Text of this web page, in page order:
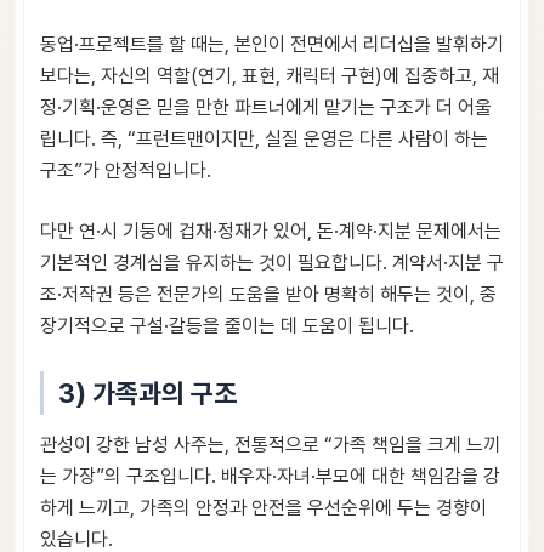
동업·프로젝트를 할 때는, 본인이 전면에서 리더십을 발휘하기
보다는, 자신의 역할(연기, 표현, 캐릭터 구현)에 집중하고, 재
정·기획·운영은 믿을 만한 파트너에게 맡기는 구조가 더 어울
립니다. 즉, “프런트맨이지만, 실질 운영은 다른 사람이 하는
구조”가 안정적입니다.
다만 연·시 기둥에 겁재·정재가 있어, 돈·계약·지분 문제에서는
기본적인 경계심을 유지하는 것이 필요합니다. 계약서·지분 구
조·저작권 등은 전문가의 도움을 받아 명확히 해두는 것이, 중
장기적으로 구설·갈등을 줄이는 데 도움이 됩니다.
3) 가족과의 구조
관성이 강한 남성 사주는, 전통적으로 “가족 책임을 크게 느끼
는 가장”의 구조입니다. 배우자·자녀·부모에 대한 책임감을 강
하게 느끼고, 가족의 안정과 안전을 우선순위에 두는 경향이
있습니다.